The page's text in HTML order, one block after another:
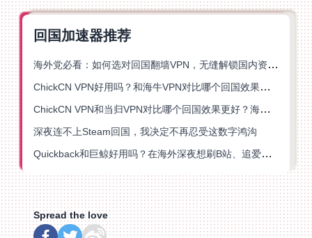
回国加速器推荐
海外党必看：如何选对回国翻墙VPN，无缝解锁国内资源？
ChickCN VPN好用吗？和海牛VPN对比哪个回国效果更好？
ChickCN VPN和当归VPN对比哪个回国效果更好？海外党亲测后选了它
深夜连不上Steam回国，我决定不再忍受这数字鸿沟
Quickback和巨鲸好用吗？在海外深夜想刷B站、追爱奇艺的你，或许正需要这份答案
Spread the love